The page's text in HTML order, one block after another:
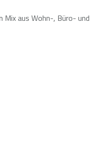
Mix aus Wohn-, Büro- und